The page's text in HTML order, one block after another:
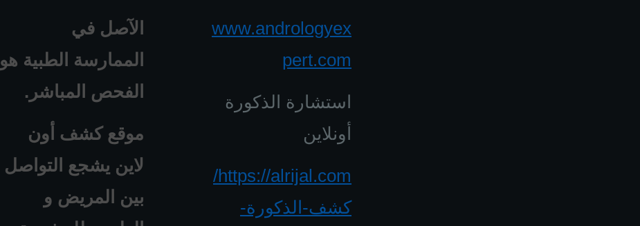
الآصل في
الممارسة الطبية هو
الفحص المباشر.
موقع كشف أون
لاين يشجع التواصل
بين المريض و
www.andrologyex
pert.com
استشارة الذكورة
أونلاين
https://alrijal.com/
كشف-الذكورة-